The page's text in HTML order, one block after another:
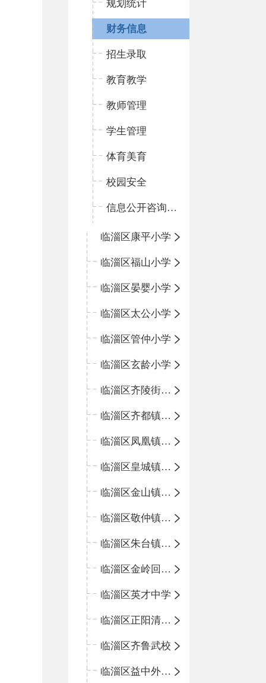
规划统计
财务信息
招生录取
教育教学
教师管理
学生管理
体育美育
校园安全
信息公开咨询指南
临淄区康平小学
临淄区福山小学
临淄区晏婴小学
临淄区太公小学
临淄区管仲小学
临淄区玄龄小学
临淄区齐陵街道中心学校
临淄区齐都镇中心学校
临淄区凤凰镇中心学校
临淄区皇城镇中心学校
临淄区金山镇中心学校
临淄区敬仲镇中心学校
临淄区朱台镇中心学校
临淄区金岭回族镇中心学校
临淄区英才中学
临淄区正阳清北实验学校
临淄区齐鲁武校
临淄区益中外语学校